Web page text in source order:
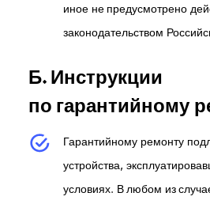
иное не предусмотрено
законодательством
Б. Инструкции
по гарантийному
Гарантийному ремонту
устройства,
условиях. В любом из